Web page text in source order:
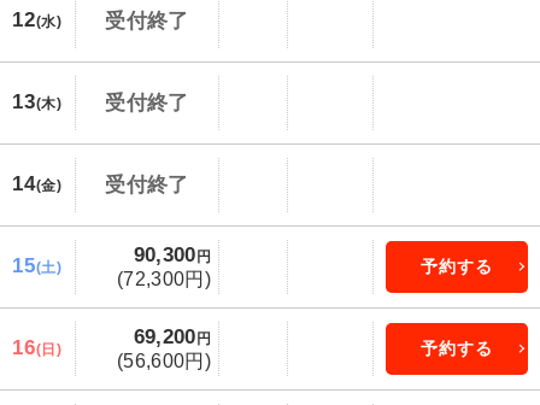
12(水) 受付終了
13(木) 受付終了
14(金) 受付終了
15(土)
90,300 円
(72,300円)
予約する
16(日)
69,200 円
(56,600円)
予約する